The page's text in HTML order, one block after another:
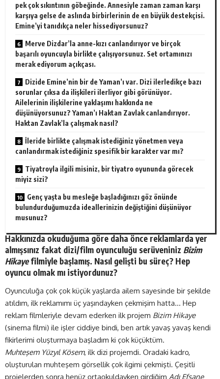
pek çok sıkıntının göbeğinde. Annesiyle zaman zaman karşı
karşıya gelse de aslında birbirlerinin de en büyük destekçisi.
Emine’yi tanıdıkça neler hissediyorsunuz?
Merve Dizdar’la anne-kızı canlandırıyor ve birçok
başarılı oyuncuyla birlikte çalışıyorsunuz. Set ortamınızı
merak ediyorum açıkçası.
Dizide Emine’nin bir de Yaman’ı var. Dizi ilerledikçe bazı
sorunlar çıksa da ilişkileri ilerliyor gibi görünüyor.
Ailelerinin ilişkilerine yaklaşımı hakkında ne
düşünüyorsunuz? Yaman’ı Haktan Zavlak canlandırıyor.
Haktan Zavlak’la çalışmak nasıl?
İleride birlikte çalışmak istediğiniz yönetmen veya
canlandırmak istediğiniz spesifik bir karakter var mı?
Tiyatroyla ilgili misiniz, bir tiyatro oyununda görecek
miyiz sizi?
Genç yaşta bu mesleğe başladığınızı göz önünde
bulundurduğumuzda ideallerinizin değiştiğini düşünüyor
musunuz?
Hakkınızda okuduğuma göre daha önce reklamlarda yer
almışsınız fakat dizi/film oyunculuğu serüveniniz Bizim
Hikayefilmiyle başlamış. Nasıl gelişti bu süreç? Hep
oyuncu olmak mı istiyordunuz?
Oyunculuğa çok çok küçük yaşlarda ailem sayesinde bir şekilde
atıldım, ilk reklamımı üç yaşındayken çekmişim hatta… Hep
reklam filmleriyle devam ederken ilk projem Bizim Hikaye
(sinema filmi) ile işler ciddiye bindi, ben artık yavaş yavaş kendi
fikirlerimi oluşturmaya başladım ki çok küçüktüm.
Muhteşem Yüzyıl Kösem, ilk dizi projemdi. Oradaki kadro,
oluşturulan muhteşem görsellik çok ilgimi çekmişti. Çeşitli
projelerden sonra henüz ortaokuldayken girdiğim Adı Efsane